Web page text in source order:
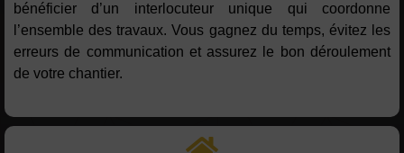
bénéficier d’un interlocuteur unique qui coordonne
l’ensemble des travaux. Vous gagnez du temps, évitez les
erreurs de communication et assurez le bon déroulement
de votre chantier.